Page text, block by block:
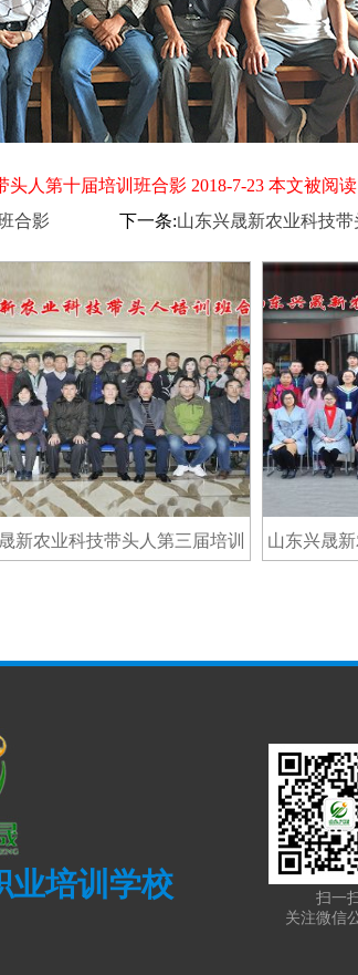
人第十届培训班合影 2018-7-23 本文被阅读
合影 下一条:山东兴晟新农业科技
业科技带头人第三届培训 山东兴晟新农业
业培训学校
扫一
关注微信